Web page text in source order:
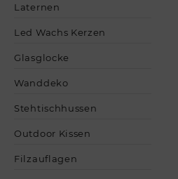
Laternen
Led Wachs Kerzen
Glasglocke
Wanddeko
Stehtischhussen
Outdoor Kissen
Filzauflagen